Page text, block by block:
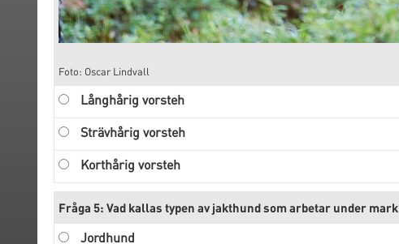
Foto: Oscar Lindvall
Långhårig vorsteh
Strävhårig vorsteh
Korthårig vorsteh
Fråga 5: Vad kallas typen av jakthund som arbetar under
Jordhund